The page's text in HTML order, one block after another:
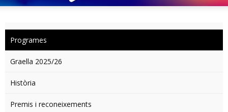
Programes
Graella 2025/26
Història
Premis i reconeixements